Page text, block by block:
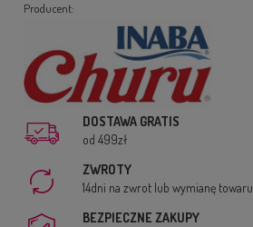
Producent:
DOSTAWA GRATIS
od 499zł
ZWROTY
14dni na zwrot lub wymianę towaru
BEZPIECZNE ZAKUPY